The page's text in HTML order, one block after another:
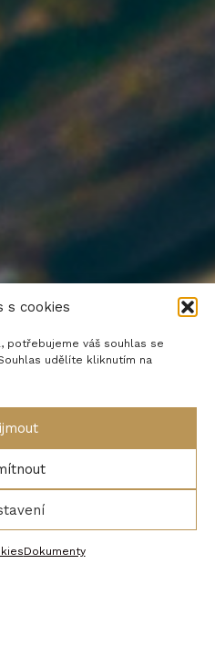
s cookies
potřebujeme váš souhlas se
udělíte kliknutím na
Dokumenty
A LUXUSNÍ
CENY